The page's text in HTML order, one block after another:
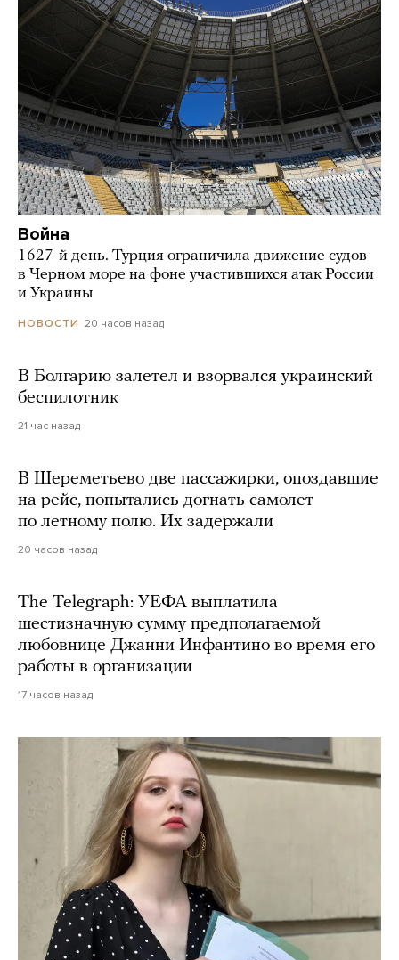
Война
1627-й день. Турция ограничила движение судов
в Черном море на фоне участившихся атак России
и Украины
НОВОСТИ 20 часов назад
В Болгарию залетел и взорвался украинский
беспилотник
21 час назад
В Шереметьево две пассажирки, опоздавшие
на рейс, попытались догнать самолет
по летному полю. Их задержали
20 часов назад
The Telegraph: УЕФА выплатила
шестизначную сумму предполагаемой
любовнице Джанни Инфантино во время его
работы в организации
17 часов назад